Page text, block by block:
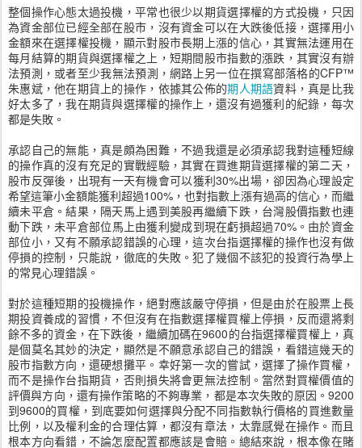
整個操作心態太過投機，平常也很少以期貨選擇權的方式投機，只因
為資金部位已經全部在股市，沒有資金可以在大跌後低接，選擇用小
金額來在選擇權投機，顯示對股市長期上漲的信心，其實無法運用在
每月結算的期貨與選擇權之上，短期間股市指數的漲跌，其實沒有辦
法預測，或者至少我無法預測，網路上另一位在撰寫部落格的CFP™
朱惠斌，他在期貨上的操作，依據其公佈的期人期語資料，真是比我
好太多了，我在期貨與選擇權的操作上，還沒有過獲利的紀錄，每次
都是失敗。
承認自己的無能，真是頗為困難，不過我還是必須承認我對這種短線
的操作真的沒有充足的實戰經驗，其實在買進期貨選擇權的第二天，
股市反彈後，出現有一天有機會可以獲利30%出場，卻因為心理設定
希望這筆小金額能獲利超過100%，也對指數上漲有過高的信心，而繼
續未平倉。結果，隔天馬上遇到美股再繼續下跌，台灣股價指數也連
動下跌，未平倉部位馬上由獲利變成到現在虧損超過70%。由於資金
部位小，又有不願承認錯誤的心理，這次台指選擇權的操作也沒有做
停損的控制，只能說，徹底的失敗。犯了幾個不該犯的投資行為學上
的常見心理錯誤。
對於這種短期的投機操作，絕對應該嚴守停損，但是由於在股票上長
期投資養成的習慣，不但沒有在指數選擇權買權上停損，反而還將剩
餘不多的資金，在下跌後，繼續加碼在9600的台指選擇權買權上，真
是個莫名其妙的決定，顯然是不願意承認自己的錯誤，看錯這幾天的
股市指數方向，還硬想攤平。幸好第一次的嘗試，選擇了操作買權，
而不是操作台指期貨，否則損失將會更無法控制。當然對買權價值的
評價與方向，還有操作策略的不夠專業，都是本次失敗的原因。9200
到9600的買權，到底要如何選擇與分配不同指數執行價格的買進數量
比例，以及權利金的合理估算，都沒有章法，太靠感覺在操作。而且
根本方向看錯，不論怎麼配置都應該是會賠。總結來說，根本像在賭